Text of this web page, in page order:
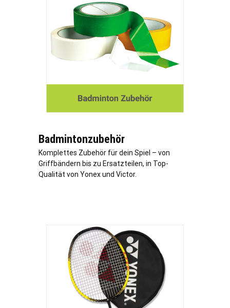
Badmintonzubehör
Komplettes Zubehör für dein Spiel – von
Griffbändern bis zu Ersatzteilen, in Top-
Qualität von Yonex und Victor.